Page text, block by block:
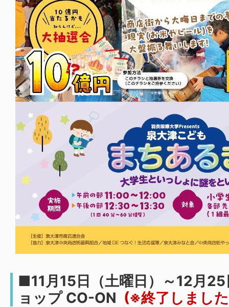
■11月15日（土曜日）～12月
ョップ CO-ON (※終了しまし